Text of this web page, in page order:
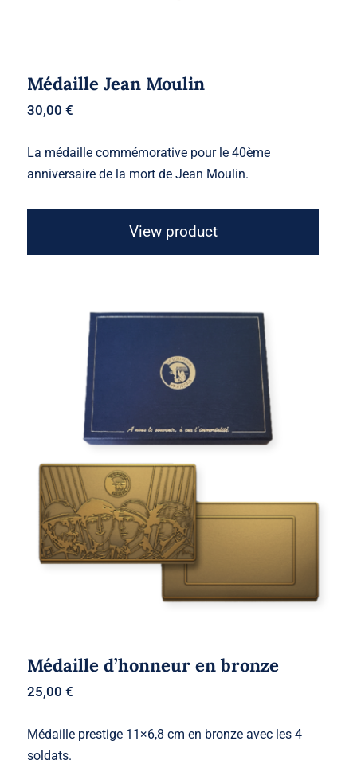
Médaille Jean Moulin
30,00€
La médaille commémorative pour le 40ème
anniversaire de la mort de Jean Moulin.
View product
Médaille d’honneur en bronze
25,00€
Médaille prestige 11×6,8 cm en bronze avec les 4
soldats.